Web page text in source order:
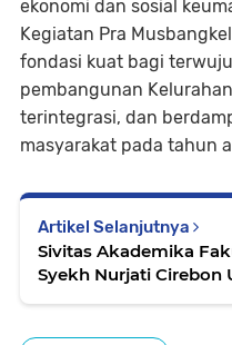
ekonomi dan sosial
Kegiatan Pra
fondasi kuat bagi
pembangunan
terintegrasi, dan
masyarakat pada tahun
Artikel Selanjutnya
Sivitas Akademika
Syekh Nurjati Cirebon